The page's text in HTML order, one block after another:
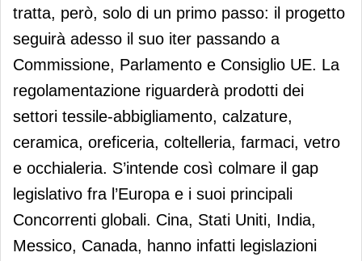
tratta, però, solo di un primo passo: il progetto
seguirà adesso il suo iter passando a
Commissione, Parlamento e Consiglio UE. La
regolamentazione riguarderà prodotti dei
settori tessile-abbigliamento, calzature,
ceramica, oreficeria, coltelleria, farmaci, vetro
e occhialeria. S’intende così colmare il gap
legislativo fra l’Europa e i suoi principali
Concorrenti globali. Cina, Stati Uniti, India,
Messico, Canada, hanno infatti legislazioni